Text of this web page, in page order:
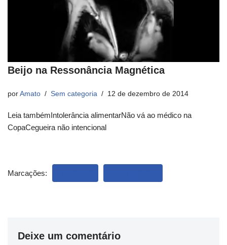
Beijo na Ressonância Magnética
por Amato Sem categoria 12 de dezembro de 2014
Leia tambémIntolerância alimentarNão vá ao médico na
CopaCegueira não intencional
Marcações:
Deixe um comentário